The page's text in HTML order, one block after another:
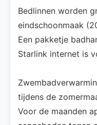
Bedlinnen worden
eindschoonmaak
Een pakketje
Starlink internet is
tijdens de
Voor de maanden